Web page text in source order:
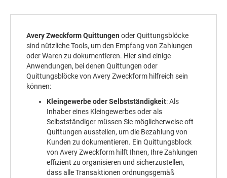
Avery Zweckform Quittungen oder Quittungsblöcke
sind nützliche Tools, um den Empfang von Zahlungen
oder Waren zu dokumentieren. Hier sind einige
Anwendungen, bei denen Quittungen oder
Quittungsblöcke von Avery Zweckform hilfreich sein
können:
Kleingewerbe oder Selbstständigkeit: Als
Inhaber eines Kleingewerbes oder als
Selbstständiger müssen Sie möglicherweise oft
Quittungen ausstellen, um die Bezahlung von
Kunden zu dokumentieren. Ein Quittungsblock
von Avery Zweckform hilft Ihnen, Ihre Zahlungen
effizient zu organisieren und sicherzustellen,
dass alle Transaktionen ordnungsgemäß